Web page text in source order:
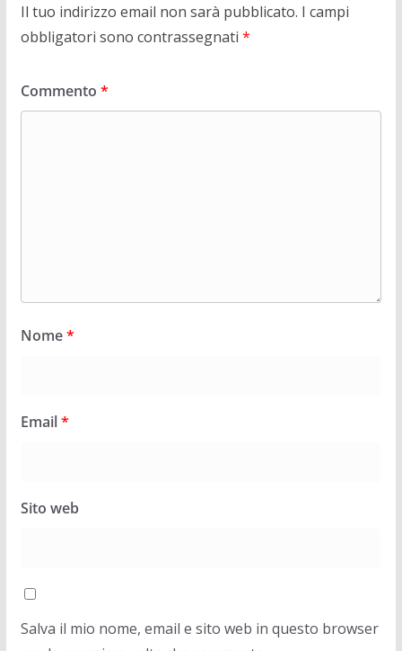
Il tuo indirizzo email non sarà pubblicato. I campi
obbligatori sono contrassegnati *
Commento *
Nome*
Email*
Sito web
Salva il mio nome, email e sito web in questo browser